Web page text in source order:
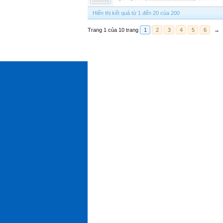
Hiển thị kết quả từ 1 đến 20 của 200
Trang 1 của 10 trang 1 2 3 4 5 6 →